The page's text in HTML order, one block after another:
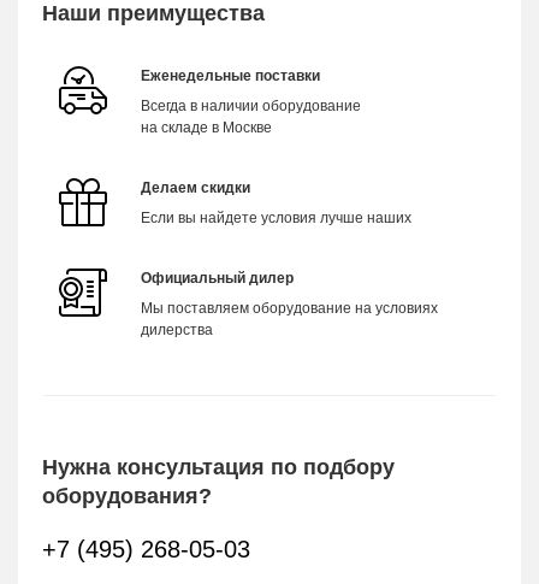
Наши преимущества
Еженедельные поставки
Всегда в наличии оборудование
на складе в Москве
Делаем скидки
Если вы найдете условия лучше наших
Официальный дилер
Мы поставляем оборудование на условиях
дилерства
Нужна консультация по подбору
оборудования?
+7 (495) 268-05-03